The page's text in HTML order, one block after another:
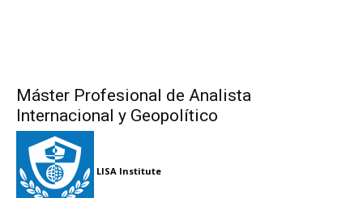
Máster Profesional de Analista
Internacional y Geopolítico
LISA Institute